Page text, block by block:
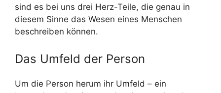
sind es bei uns drei Herz-Teile, die genau in
diesem Sinne das Wesen eines Menschen
beschreiben können.
Das Umfeld der Person
Um die Person herum ihr Umfeld – ein